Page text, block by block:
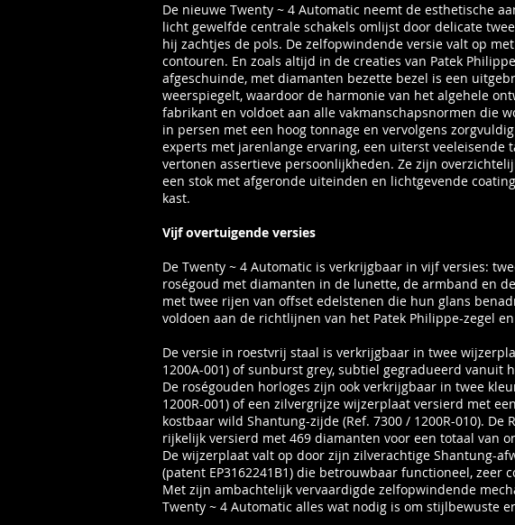
De nieuwe Twenty ~ 4 Automatic neemt de esthetische
licht gewelfde centrale schakels omlijst door delicate
hij zachtjes de pols. De zelfopwindende versie valt op
contouren. En zoals altijd in de creaties van Patek
afgeschuinde, met diamanten bezette bezel is een
weerspiegelt, waardoor de harmonie van het algehele
fabrikant en voldoet aan alle vakmanschapsnormen die
in persen met een hoog tonnage en vervolgens
experts met jarenlange ervaring, een uiterst veeleisende
vertonen assertieve persoonlijkheden. Ze zijn
een stok met afgeronde uiteinden en lichtgevende
kast.
Vijf overtuigende versies
De Twenty ~ 4 Automatic is verkrijgbaar in vijf versies:
roségoud met diamanten in de lunette, de armband en
met twee rijen van offset edelstenen die hun glans
voldoen aan de richtlijnen van het Patek Philippe-zegel
De versie in roestvrij staal is verkrijgbaar in twee
1200A-001) of sunburst grey, subtiel gegradueerd vanuit
De roségouden horloges zijn ook verkrijgbaar in twee
1200R-001) of een zilvergrijze wijzerplaat versierd met
kostbaar wild Shantung-zijde (Ref. 7300 / 1200R-010).
rijkelijk versierd met 469 diamanten voor een totaal van
De wijzerplaat valt op door zijn zilverachtige Shantung-
(patent EP3162241B1) die betrouwbaar functioneel, zeer
Met zijn ambachtelijk vervaardigde zelfopwindende
Twenty ~ 4 Automatic alles wat nodig is om stijlbewuste